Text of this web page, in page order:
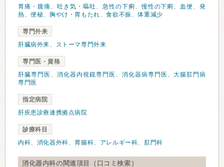
胃痛・腹痛 、 吐き気・嘔吐、 急性の下痢 、慢性の下痢 、 血便、発
熱、便秘、 胸やけ・胃もたれ、食欲不振 、体重減少
専門外来
肝臓病外来、 ストーマ専門外来
専門医・資格
肝臓専門医 、 消化器内視鏡専門医 、 消化器病専門医 、大腸肛門病
専門医
指定病院
肝疾患診療連携拠点病院
診療科目
内科、 消化器外科、 胃腸科、 アレルギー科、 肛門科
消化器内科の関連項目（口コミ検索）